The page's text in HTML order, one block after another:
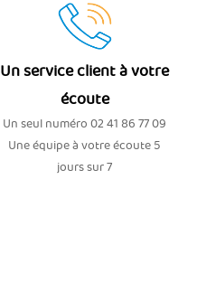
Un service client à votre
écoute
Un seul numéro 02 41 86 77 09
Une équipe à votre écoute 5
jours sur 7